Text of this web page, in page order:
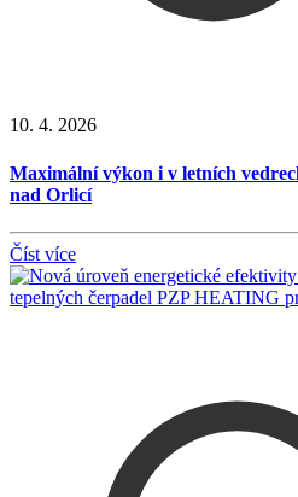
10. 4. 2026
Maximální výkon i v letních
nad Orlicí
Číst více